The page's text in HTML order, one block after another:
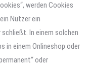
werden Cookies
Nutzer ein
In einem solchen
in einem Onlineshop oder
oder